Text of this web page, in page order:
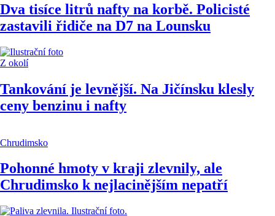
Dva tisíce litrů nafty na korbě. Policisté
zastavili řidiče na D7 na Lounsku
Z okolí
Tankování je levnější. Na Jičínsku klesly
ceny benzinu i nafty
Chrudimsko
Pohonné hmoty v kraji zlevnily, ale
Chrudimsko k nejlacinějším nepatří